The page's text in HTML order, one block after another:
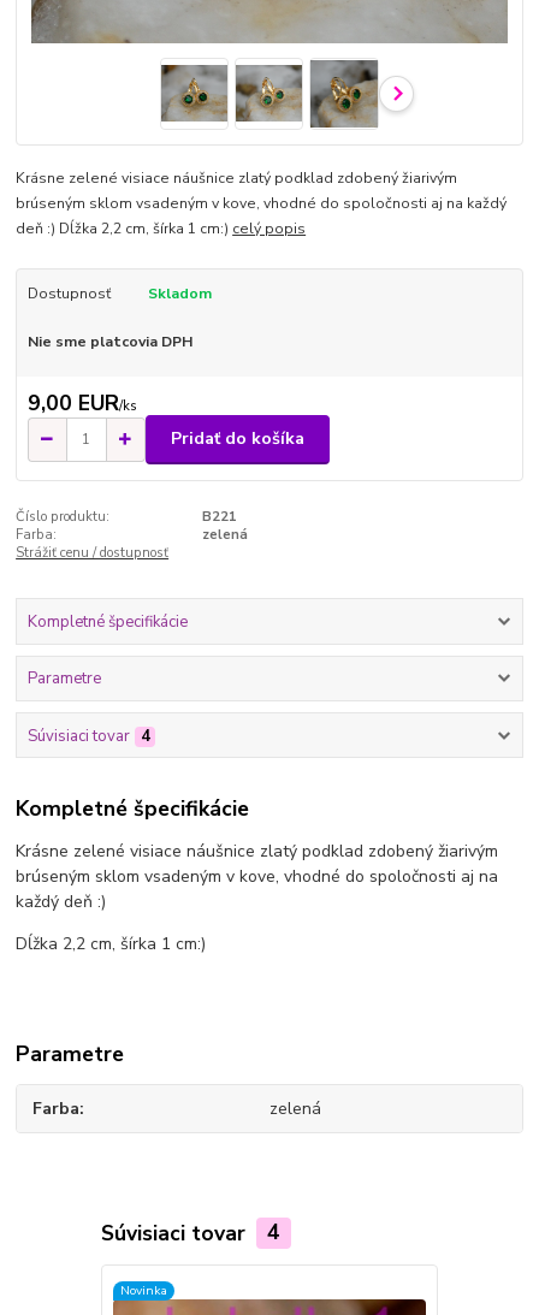
Krásne zelené visiace náušnice zlatý podklad zdobený žiarivým
brúseným sklom vsadeným v kove, vhodné do spoločnosti aj na každý
deň :) Dĺžka 2,2 cm, šírka 1 cm:) celý popis
Dostupnosť Skladom
Nie sme platcovia DPH
9,00 EUR/ks
Pridať do košíka
Číslo produktu:
B221
Farba:
zelená
Strážiť cenu / dostupnosť
Kompletné špecifikácie
Parametre
Súvisiaci tovar 4
Kompletné špecifikácie
Krásne zelené visiace náušnice zlatý podklad zdobený žiarivým
brúseným sklom vsadeným v kove, vhodné do spoločnosti aj na
každý deň :)
Dĺžka 2,2 cm, šírka 1 cm:)
Parametre
Farba zelená
Súvisiaci tovar 4
Novinka